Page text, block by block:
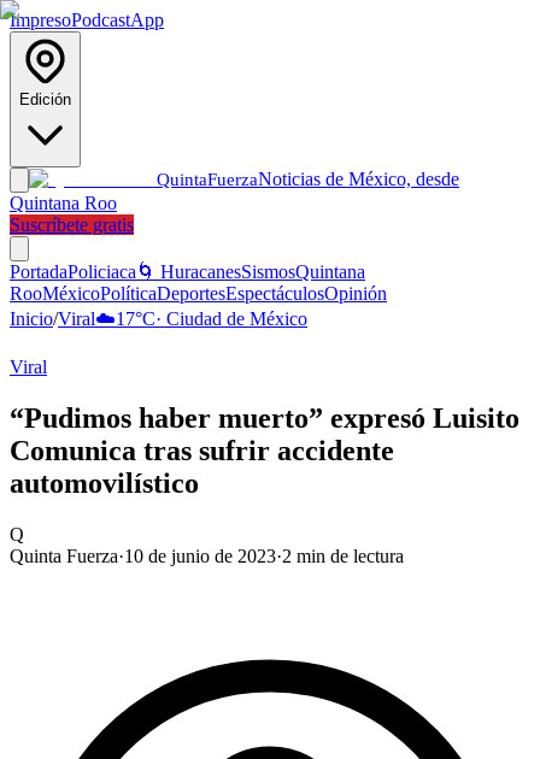
ImpresoPodcastApp
Edición
QuintaFuerzaNoticias de México, desde
Quintana Roo
Suscríbete gratis
PortadaPoliciaca 🌀 HuracanesSismosQuintana
RooMéxicoPolíticaDeportesEspectáculosOpinión
Inicio/Viral☁️17°C· Ciudad de México
Viral
“Pudimos haber muerto” expresó Luisito
Comunica tras sufrir accidente
automovilístico
Q
Quinta Fuerza·10 de junio de 2023·2 min de lectura